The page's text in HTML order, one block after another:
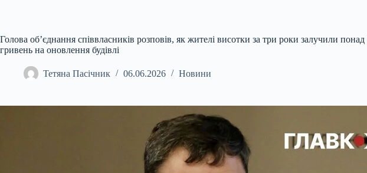
Голова об’єднання співвласників розповів, як жителі висотки за три роки залучили понад
гривень на оновлення будівлі
Тетяна Пасічник 06.06.2026 Новини